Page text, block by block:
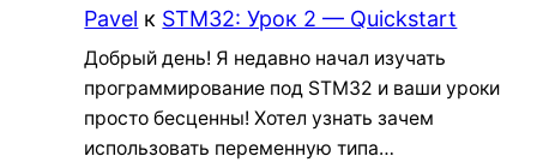
Pavel к STM32: Урок 2 — Quickstart
Добрый день! Я недавно начал изучать
программирование под STM32 и ваши уроки
просто бесценны! Хотел узнать зачем
использовать переменную типа…